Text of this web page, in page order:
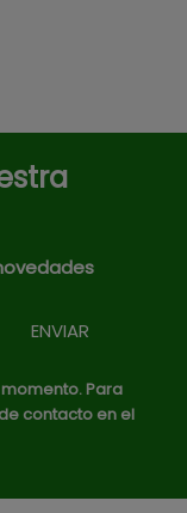
Para
contacto en el